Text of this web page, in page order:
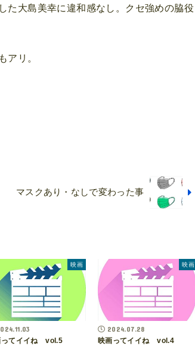
た大島美幸に違和感なし。クセ強めの脇役
アリ。
マスクあり・なしで変わった事
映画
ってイイね vol.5
映画
2024.07.28
映画ってイイね vol.4